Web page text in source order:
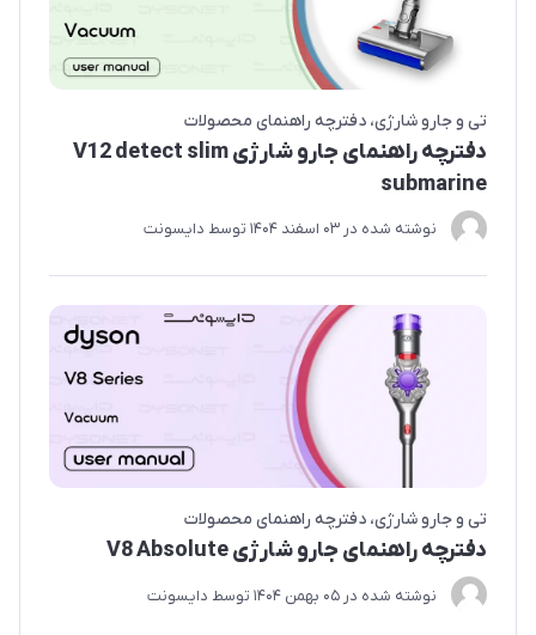
تی و جارو شارژی دفترچه راهنمای محصولات
دفترچه راهنمای جارو شارژی V12 detect slim
submarine
نوشته شده در 03 اسفند 1404 توسط دایسونت
تی و جارو شارژی دفترچه راهنمای محصولات
دفترچه راهنمای جارو شارژی V8 Absolute
نوشته شده در 05 بهمن 1404 توسط دایسونت